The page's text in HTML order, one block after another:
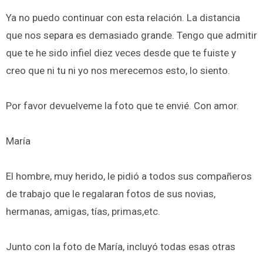
Ya no puedo continuar con esta relación. La distancia
que nos separa es demasiado grande. Tengo que admitir
que te he sido infiel diez veces desde que te fuiste y
creo que ni tu ni yo nos merecemos esto, lo siento.
Por favor devuelveme la foto que te envié. Con amor.
María
El hombre, muy herido, le pidió a todos sus compañeros
de trabajo que le regalaran fotos de sus novias,
hermanas, amigas, tías, primas,etc.
Junto con la foto de María, incluyó todas esas otras